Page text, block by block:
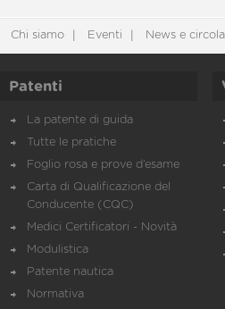
Chi siamo Eventi News e
Patenti
La patente di guida
Tutte le pratiche
Foglio rosa e prove d’esame
Carta di Qualificazione del
Conducente (CQC)
Medici Certificatori - Novità
Modulistica
Patente nautica
Normativa